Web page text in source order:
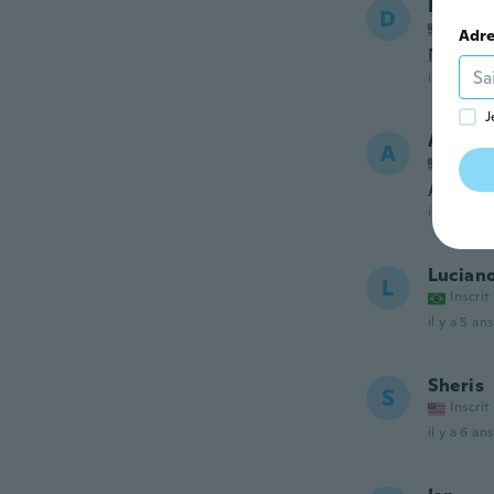
D Daisy
Nice
il y a 5 ans
A Art
Inscrit
il y a 5 ans
L Inscrit
il y a 5 ans
S Sheris
Inscrit
il y a 6 ans